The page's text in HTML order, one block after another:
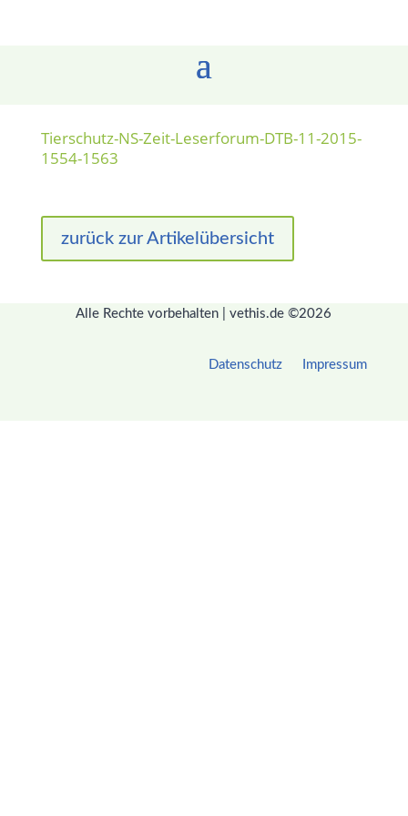
Tierschutz-NS-Zeit-Leserforum-DTB-11-2015-
1554-1563
zurück zur Artikelübersicht
Alle Rechte vorbehalten | vethis.de ©2026
Datenschutz Impressum